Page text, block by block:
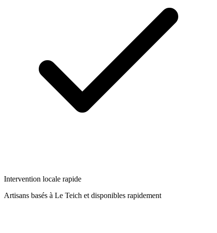
Intervention locale rapide
Artisans basés à Le Teich et disponibles rapidement